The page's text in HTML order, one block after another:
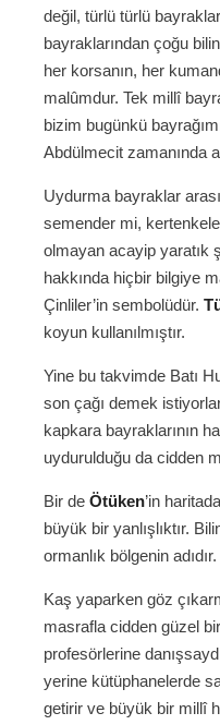
değil, türlü türlü
bayraklarından çoğu
her korsanın, her
malûmdur. Tek millî
bizim bugünkü
Abdülmecit zamanında
Uydurma bayraklar
semender mi,
olmayan acayip yaratık
hakkında hiçbir bilgiye
Çinliler’in sembolüdür.
koyun kullanılmıştır.
Yine bu takvimde Batı
son çağı demek
kapkara bayraklarının
uydurulduğu da cidden
Bir de Ötüken’in
büyük bir yanlışlıktır.
ormanlık bölgenin adıdır.
Kaş yaparken göz
masrafla cidden güzel
profesörlerine
yerine kütüphanelerde
getirir ve büyük bir millî